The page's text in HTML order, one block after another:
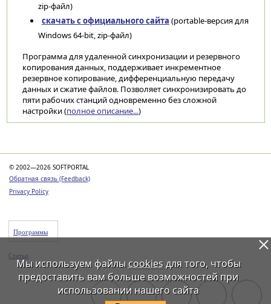
zip-файл)
скачать с официального сайта (portable-версия для
Windows 64-bit, zip-файл)
Программа для удаленной синхронизации и резервного
копирования данных, поддерживает инкрементное
резервное копирование, дифференциальную передачу
данных и сжатие файлов. Позволяет синхронизировать до
пяти рабочих станций одновременно без сложной
настройки (полное описание...)
© 2002—2026 SOFTPORTAL
Обратная связь (Feedback)
Privacy Policy
Программы
Статьи
Мы используем файлы cookiesдля того, чтобы
предоставить вам больше возможностей при
использовании нашего сайта